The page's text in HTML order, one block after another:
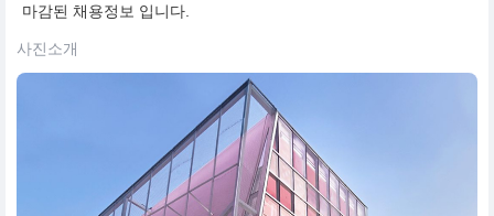
마감된 채용정보 입니다.
사진소개